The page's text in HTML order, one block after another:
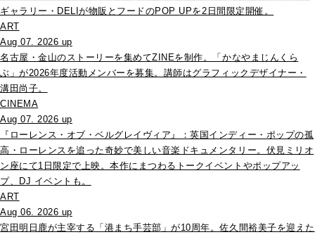
ギャラリー・DELIが物販とフードのPOP UPを2日間限定開催。
ART
Aug 07. 2026 up
名古屋・金山のストーリーを集めてZINEを制作。「かなやまじんくら
ぶ」が2026年度活動メンバーを募集。講師はグラフィックデザイナー・
溝田尚子。
CINEMA
Aug 07. 2026 up
『ローレンス・オブ・ベルグレイヴィア』：英国インディー・ポップの孤
高・ローレンスを追った奇妙で美しい音楽ドキュメンタリー。伏見ミリオ
ン座にて1日限定で上映。本作にまつわるトークイベントやポップアッ
プ、DJ イベントも。
ART
Aug 06. 2026 up
宮田明日鹿が主宰する「港まち手芸部」が10周年。佐久間裕美子を迎えた